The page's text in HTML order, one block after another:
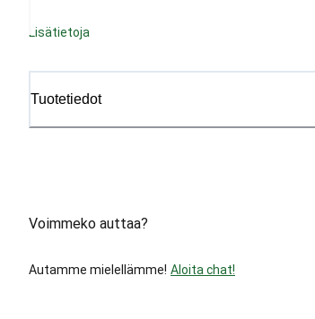
Lisätietoja
Tuotetiedot
Voimmeko auttaa?
Autamme mielellämme! Aloita chat!